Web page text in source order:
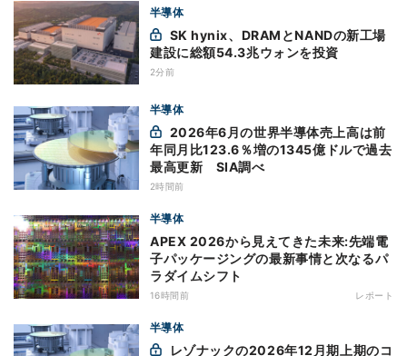
半導体
建設に総額54.3兆ウォンを投資
2分前
半導体
年同月比123.6％増の1345億ドルで過去
最高更新 SIA調べ
2時間前
半導体
APEX 2026から見えてきた未来:先端電
子パッケージングの最新事情と次なるパ
ラダイムシフト
16時間前 レポート
半導体